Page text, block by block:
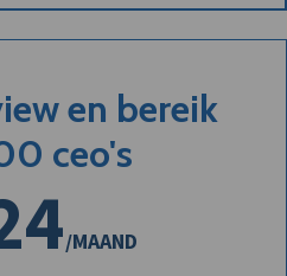
en bereik
ceo's
/MAAND